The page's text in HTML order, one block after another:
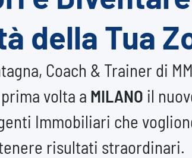
della Tua
Coach & Trainer di
volta a MILANO il
Immobiliari che
risultati straordinari.